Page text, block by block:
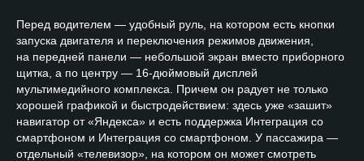
Перед водителем — удобный руль, на котором есть кнопки
запуска двигателя и переключения режимов движения,
на передней панели — небольшой экран вместо приборного
щитка, а по центру — 16-дюймовый дисплей
мультимедийного комплекса. Причем он радует не только
хорошей графикой и быстродействием: здесь уже «зашит»
навигатор от «Яндекса» и есть поддержка Интеграция со
смартфоном и Интеграция со смартфоном. У пассажира —
отдельный «телевизор», на котором он может смотреть